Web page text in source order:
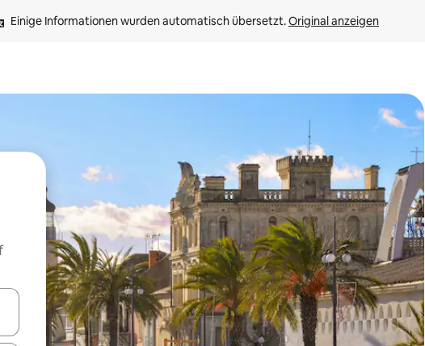
Einige Informationen wurden automatisch übersetzt. Original anzeigen
Pfeiltasten nach oben und unten oder erkunde die Ergebnisse durch Berühren